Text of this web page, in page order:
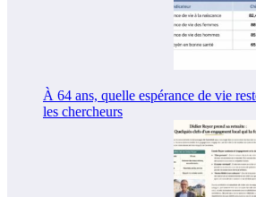
À 64 ans, quelle espérance de vie
les chercheurs